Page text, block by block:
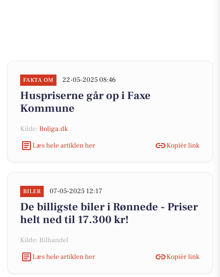
FAKTA OM 22-05-2025 08:46
Huspriserne går op i Faxe
Kommune
Kilde: Boliga.dk
Læs hele artiklen her
Kopiér link
BILER 07-05-2025 12:17
De billigste biler i Rønnede - Priser
helt ned til 17.300 kr!
Kilde: Bilhandel
Læs hele artiklen her
Kopiér link